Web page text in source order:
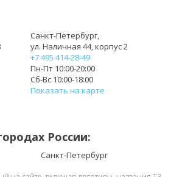
Санкт-Петербург,
ул. Наличная 44, корпус 2
+7 495 414-28-49
Пн-Пт 10:00-20:00
Сб-Вс 10:00-18:00
Показать на карте
России:
Санкт-Петербург